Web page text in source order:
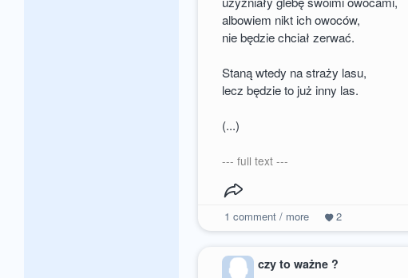
albowiem nikt ich owoców,
nie będzie chciał zerwać.
Staną wtedy na straży lasu,
lecz będzie to już inny las.
(...)
--- full text ---
1 comment / more 2
czy to ważne ?